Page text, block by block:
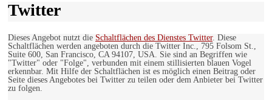
Twitter
Dieses Angebot nutzt die Schaltflächen des Dienstes Twitter. Diese
Schaltflächen werden angeboten durch die Twitter Inc., 795 Folsom St.,
Suite 600, San Francisco, CA 94107, USA. Sie sind an Begriffen wie
"Twitter" oder "Folge", verbunden mit einem stillisierten blauen Vogel
erkennbar. Mit Hilfe der Schaltflächen ist es möglich einen Beitrag oder
Seite dieses Angebotes bei Twitter zu teilen oder dem Anbieter bei Twitter
zu folgen.